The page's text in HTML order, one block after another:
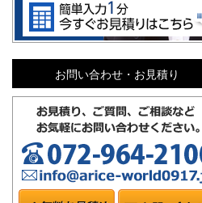
お問い合わせ・お見積り